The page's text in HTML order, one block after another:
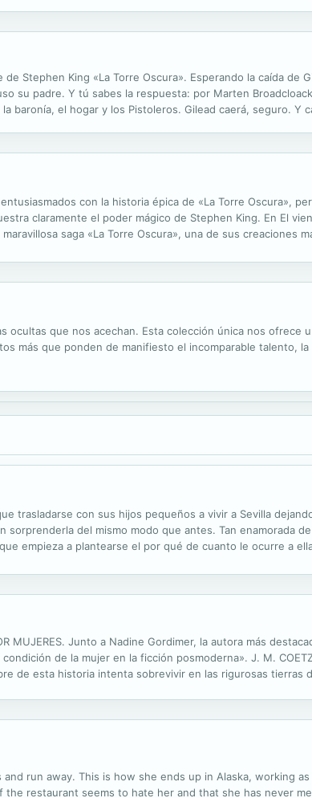
Stephen King «La Torre Oscura». Esperando la caída de
su padre. Y tú sabes la respuesta: por Marten
baronía, el hogar y los Pistoleros. Gilead caerá, seguro. Y
con la historia épica de «La Torre Oscura»,
claramente el poder mágico de Stephen King. En El
saga «La Torre Oscura», una de sus creaciones
ocultas que nos acechan. Esta colección única nos ofrece
más que ponden de manifiesto el incomparable talento,
trasladarse con sus hijos pequeños a vivir a Sevilla
del mismo modo que antes. Tan enamorada
empieza a plantearse el por qué de cuanto le ocurre a
MUJERES. Junto a Nadine Gordimer, la autora más
de la mujer en la ficción posmoderna». J. M.
de esta historia intenta sobrevivir en las rigurosas tierras
run away. This is how she ends up in Alaska, working
restaurant seems to hate her and that she has never